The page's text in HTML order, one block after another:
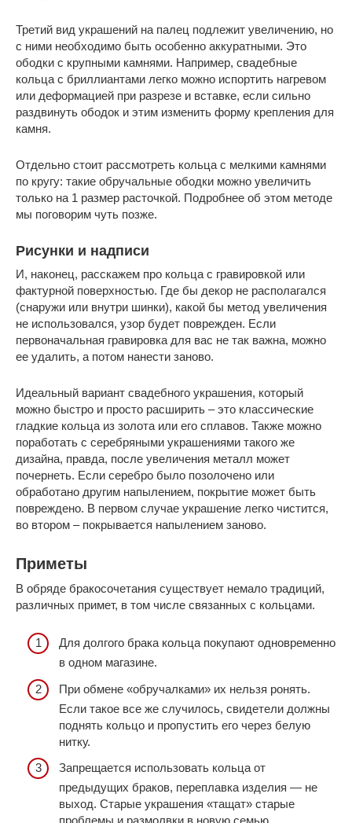
Третий вид украшений на палец подлежит увеличению, но
с ними необходимо быть особенно аккуратными. Это
ободки с крупными камнями. Например, свадебные
кольца с бриллиантами легко можно испортить нагревом
или деформацией при разрезе и вставке, если сильно
раздвинуть ободок и этим изменить форму крепления для
камня.
Отдельно стоит рассмотреть кольца с мелкими камнями
по кругу: такие обручальные ободки можно увеличить
только на 1 размер расточкой. Подробнее об этом методе
мы поговорим чуть позже.
Рисунки и надписи
И, наконец, расскажем про кольца с гравировкой или
фактурной поверхностью. Где бы декор не располагался
(снаружи или внутри шинки), какой бы метод увеличения
не использовался, узор будет поврежден. Если
первоначальная гравировка для вас не так важна, можно
ее удалить, а потом нанести заново.
Идеальный вариант свадебного украшения, который
можно быстро и просто расширить ‒ это классические
гладкие кольца из золота или его сплавов. Также можно
поработать с серебряными украшениями такого же
дизайна, правда, после увеличения металл может
почернеть. Если серебро было позолочено или
обработано другим напылением, покрытие может быть
повреждено. В первом случае украшение легко чистится,
во втором ‒ покрывается напылением заново.
Приметы
В обряде бракосочетания существует немало традиций,
различных примет, в том числе связанных с кольцами.
Для долгого брака кольца покупают одновременно
в одном магазине.
При обмене «обручалками» их нельзя ронять.
Если такое все же случилось, свидетели должны
поднять кольцо и пропустить его через белую
нитку.
Запрещается использовать кольца от
предыдущих браков, переплавка изделия — не
выход. Старые украшения «тащат» старые